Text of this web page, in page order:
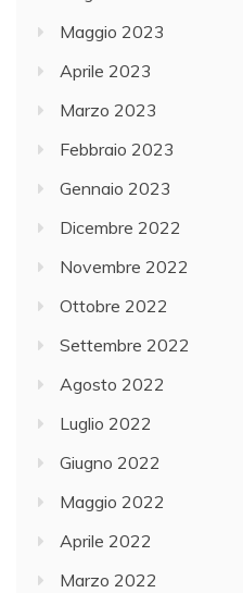
Maggio 2023
Aprile 2023
Marzo 2023
Febbraio 2023
Gennaio 2023
Dicembre 2022
Novembre 2022
Ottobre 2022
Settembre 2022
Agosto 2022
Luglio 2022
Giugno 2022
Maggio 2022
Aprile 2022
Marzo 2022